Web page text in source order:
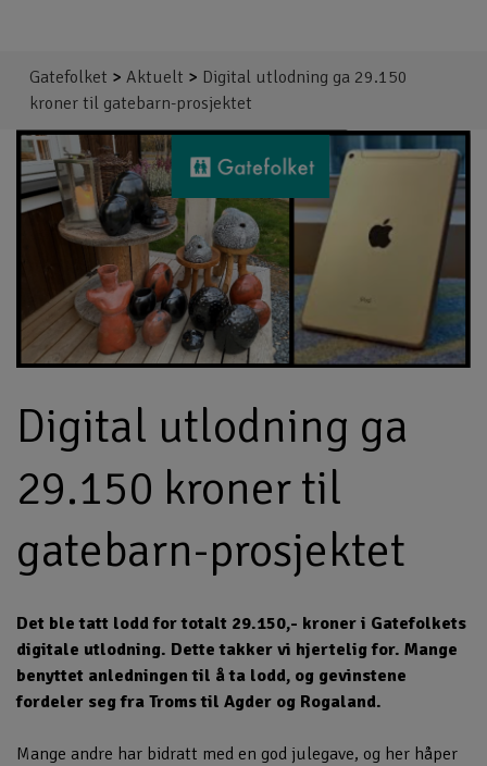
Gatefolket > Aktuelt > Digital utlodning ga 29.150
kroner til gatebarn-prosjektet
Digital utlodning ga
29.150 kroner til
gatebarn-prosjektet
Det ble tatt lodd for totalt 29.150,- kroner i Gatefolkets
digitale utlodning. Dette takker vi hjertelig for. Mange
benyttet anledningen til å ta lodd, og gevinstene
fordeler seg fra Troms til Agder og Rogaland.
Mange andre har bidratt med en god julegave, og her håper